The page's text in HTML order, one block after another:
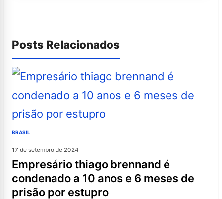
Posts Relacionados
BRASIL
17 de setembro de 2024
empresário thiago brennand é
condenado a 10 anos e 6 meses de
prisão por estupro